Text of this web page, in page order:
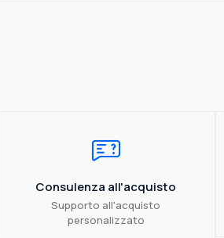
Consulenza all'acquisto
Supporto all'acquisto
personalizzato